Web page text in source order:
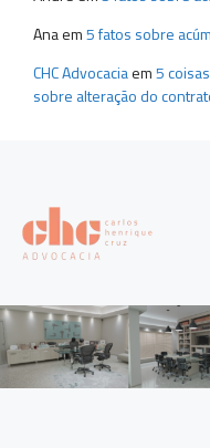
Anaem5 fatos sobre
CHC Advocaciaem5
sobre alteração do